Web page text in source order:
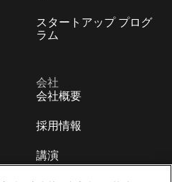
スタートアップ プログ
ラム
会社
会社概要
採用情報
講演